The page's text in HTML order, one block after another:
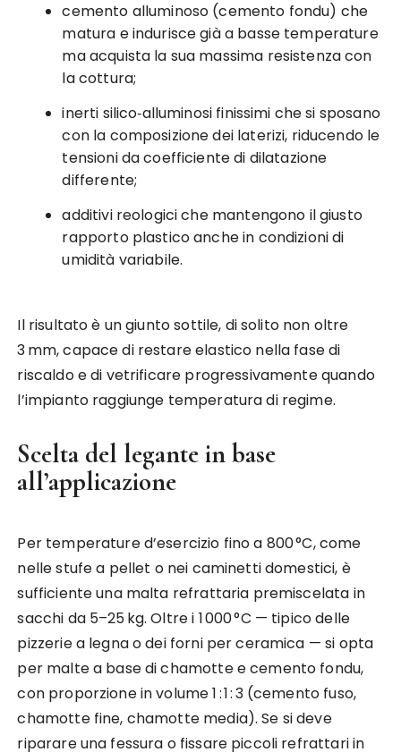
cemento alluminoso (cemento fondu) che
matura e indurisce già a basse temperature
ma acquista la sua massima resistenza con
la cottura;
inerti silico‑alluminosi finissimi che si sposano
con la composizione dei laterizi, riducendo le
tensioni da coefficiente di dilatazione
differente;
additivi reologici che mantengono il giusto
rapporto plastico anche in condizioni di
umidità variabile.
Il risultato è un giunto sottile, di solito non oltre
3 mm, capace di restare elastico nella fase di
riscaldo e di vetrificare progressivamente quando
l’impianto raggiunge temperatura di regime.
Scelta del legante in base
all’applicazione
Per temperature d’esercizio fino a 800 °C, come
nelle stufe a pellet o nei caminetti domestici, è
sufficiente una malta refrattaria premiscelata in
sacchi da 5–25 kg. Oltre i 1 000 °C — tipico delle
pizzerie a legna o dei forni per ceramica — si opta
per malte a base di chamotte e cemento fondu,
con proporzione in volume 1 : 1 : 3 (cemento fuso,
chamotte fine, chamotte media). Se si deve
riparare una fessura o fissare piccoli refrattari in